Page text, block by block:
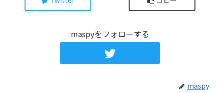
maspyをフォローする
maspy